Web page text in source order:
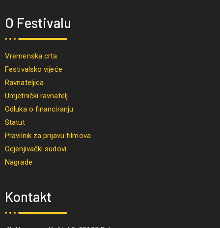
O Festivalu
Vremenska crta
Festivalsko vijeće
Ravnateljica
Umjetnički ravnatelj
Odluka o financiranju
Statut
Pravilnik za prijavu filmova
Ocjenjivački sudovi
Nagrade
Kontakt